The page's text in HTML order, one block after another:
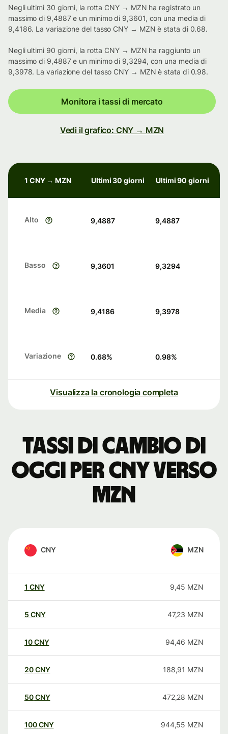
Negli ultimi 30 giorni, la rotta CNY → MZN ha registrato un
massimo di 9,4887 e un minimo di 9,3601, con una media di
9,4186. La variazione del tasso CNY → MZN è stata di 0.68.
Negli ultimi 90 giorni, la rotta CNY → MZN ha raggiunto un
massimo di 9,4887 e un minimo di 9,3294, con una media di
9,3978. La variazione del tasso CNY → MZN è stata di 0.98.
Monitora i tassi di mercato
Vedi il grafico: CNY → MZN
1 CNY → MZN Ultimi 30 giorni Ultimi 90 giorni
Alto 9,4887 9,4887
Basso 9,3601 9,3294
Media 9,4186 9,3978
Variazione 0.68% 0.98%
Visualizza la cronologia completa
Tassi di cambio di
oggi per CNY verso
MZN
CNY MZN
1 CNY 9,45 MZN
5 CNY 47,23 MZN
10CNY 94,46 MZN
20CNY 188,91 MZN
50CNY 472,28 MZN
100CNY 944,55 MZN